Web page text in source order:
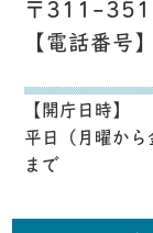
〒311-
【電話番
【開庁日時】
平日（月曜か
まで